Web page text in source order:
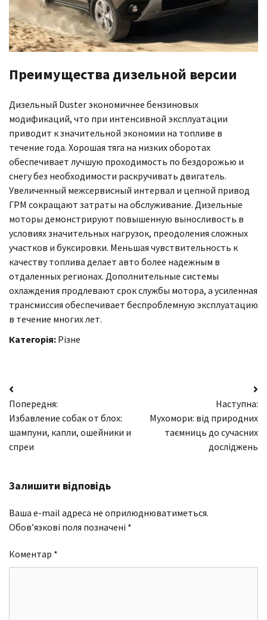
Преимущества дизельной версии
Дизельный Duster экономичнее бензиновых
модификаций, что при интенсивной эксплуатации
приводит к значительной экономии на топливе в
течение года. Хорошая тяга на низких оборотах
обеспечивает лучшую проходимость по бездорожью и
снегу без необходимости раскручивать двигатель.
Увеличенный межсервисный интервал и цепной привод
ГРМ сокращают затраты на обслуживание. Дизельные
моторы демонстрируют повышенную выносливость в
условиях значительных нагрузок, преодоления сложных
участков и буксировки. Меньшая чувствительность к
качеству топлива делает авто более надежным в
отдаленных регионах. Дополнительные системы
охлаждения продлевают срок службы мотора, а усиленная
трансмиссия обеспечивает беспроблемную эксплуатацию
в течение многих лет.
Категорія: Різне
Навігація
записів
Попередня:
Избавление собак от блох:
шампуни, капли, ошейники и
спреи
Наступна:
Мухомори: від природних
таємниць до сучасних
досліджень
Залишити відповідь
Ваша e-mail адреса не оприлюднюватиметься.
Обов’язкові поля позначені *
Коментар *